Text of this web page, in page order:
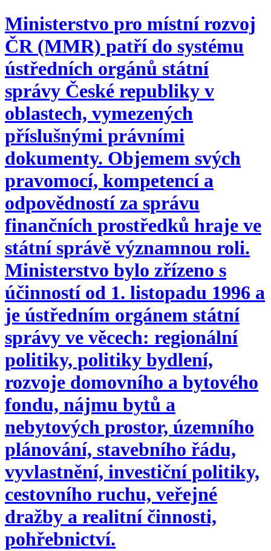
Ministerstvo pro místní rozvoj
ČR (MMR) patří do systému
ústředních orgánů státní
správy České republiky v
oblastech, vymezených
příslušnými právními
dokumenty. Objemem svých
pravomocí, kompetencí a
odpovědností za správu
finančních prostředků hraje ve
státní správě významnou roli.
Ministerstvo bylo zřízeno s
účinností od 1. listopadu 1996 a
je ústředním orgánem státní
správy ve věcech: regionální
politiky, politiky bydlení,
rozvoje domovního a bytového
fondu, nájmu bytů a
nebytových prostor, územního
plánování, stavebního řádu,
vyvlastnění, investiční politiky,
cestovního ruchu, veřejné
dražby a realitní činnosti,
pohřebnictví.